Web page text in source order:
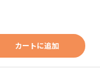
カートに追加